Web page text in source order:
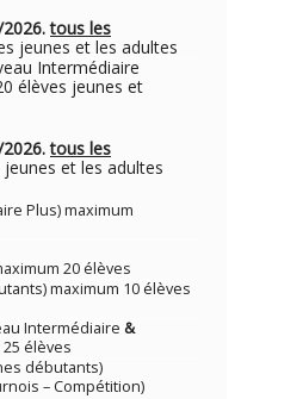
2026.tous les
jeunes et les adultes
Intermédiaire
élèves jeunes et
2026.tous les
et les adultes
Plus) maximum
20 élèves
maximum 10 élèves
Intermédiaire &
élèves
débutants)
– Compétition)